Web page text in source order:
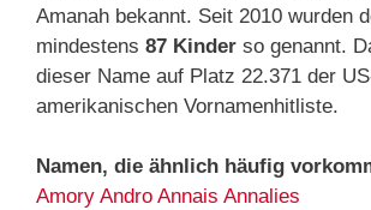
Amanah bekannt. Seit 2010 wurden
mindestens 87 Kinder so genannt.
dieser Name auf Platz 22.371 der
amerikanischen Vornamenhitliste.
Namen, die ähnlich häufig
Amory Andro Annais Annalies